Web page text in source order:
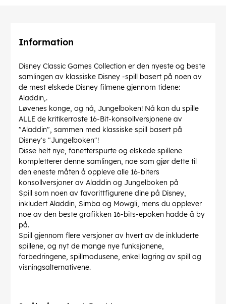
Information
Disney Classic Games Collection er den nyeste og beste
samlingen av klassiske Disney -spill basert på noen av
de mest elskede Disney filmene gjennom tidene:
Aladdin,.
Løvenes konge, og nå, Jungelboken! Nå kan du spille
ALLE de kritikerroste 16-Bit-konsollversjonene av
"Aladdin", sammen med klassiske spill basert på
Disney's "Jungelboken"!
Disse helt nye, fanetterspurte og elskede spillene
kompletterer denne samlingen, noe som gjør dette til
den eneste måten å oppleve alle 16-biters
konsollversjoner av Aladdin og Jungelboken på
Spill som noen av favorittfigurene dine på Disney,
inkludert Aladdin, Simba og Mowgli, mens du opplever
noe av den beste grafikken 16-bits-epoken hadde å by
på.
Spill gjennom flere versjoner av hvert av de inkluderte
spillene, og nyt de mange nye funksjonene,
forbedringene, spillmodusene, enkel lagring av spill og
visningsalternativene.